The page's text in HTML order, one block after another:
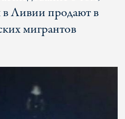
в Ливии продают в
мигрантов